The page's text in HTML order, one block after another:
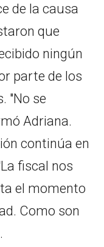
de la causa
que
ningún
parte de los
"No se
Adriana.
continúa en
fiscal nos
el momento
Como son